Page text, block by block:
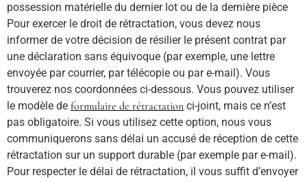
possession matérielle du dernier lot ou de la dernière pièce
Pour exercer le droit de rétractation, vous devez nous
informer de votre décision de résilier le présent contrat par
une déclaration sans équivoque (par exemple, une lettre
envoyée par courrier, par télécopie ou par e-mail). Vous
trouverez nos coordonnées ci-dessous. Vous pouvez utiliser
le modèle de formulaire de rétractation ci-joint, mais ce n’est
pas obligatoire. Si vous utilisez cette option, nous vous
communiquerons sans délai un accusé de réception de cette
rétractation sur un support durable (par exemple par e-mail).
Pour respecter le délai de rétractation, il vous suffit d’envoyer